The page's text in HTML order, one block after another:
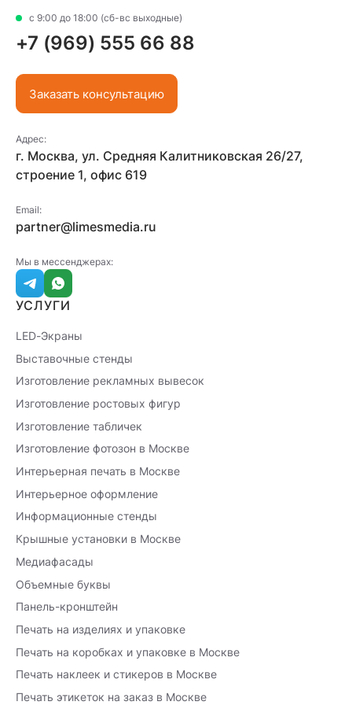
с 9:00 до 18:00 (сб-вс выходные)
+7 (969) 555 66 88
Заказать консультацию
Адрес:
г. Москва, ул. Средняя Калитниковская 26/27,
строение 1, офис 619
Email:
partner@limesmedia.ru
Мы в мессенджерах:
УСЛУГИ
LED-Экраны
Выставочные стенды
Изготовление рекламных вывесок
Изготовление ростовых фигур
Изготовление табличек
Изготовление фотозон в Москве
Интерьерная печать в Москве
Интерьерное оформление
Информационные стенды
Крышные установки в Москве
Медиафасады
Объемные буквы
Панель-кронштейн
Печать на изделиях и упаковке
Печать на коробках и упаковке в Москве
Печать наклеек и стикеров в Москве
Печать этикеток на заказ в Москве